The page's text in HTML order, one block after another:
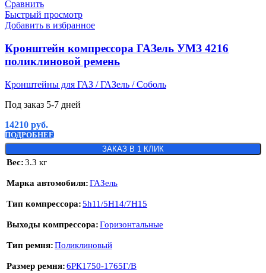
Сравнить
Быстрый просмотр
Добавить в избранное
Кронштейн компрессора ГАЗель УМЗ 4216
поликлиновой ремень
Кронштейны для ГАЗ / ГАЗель / Соболь
Под заказ 5-7 дней
14210 руб.
ПОДРОБНЕЕ
ЗАКАЗ В 1 КЛИК
Вес 3.3 кг
Марка автомобиля ГАЗель
Тип компрессора 5h11/5H14/7H15
Выходы компрессора Горизонтальные
Тип ремня Поликлиновый
Размер ремня 6РК1750-1765Г/В